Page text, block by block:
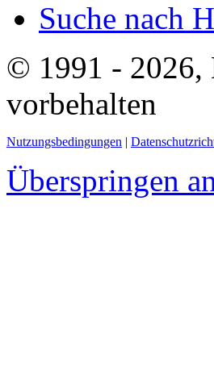
Suche nach
© 1991 - 2026,
vorbehalten
Nutzungsbedingungen |
Überspringen